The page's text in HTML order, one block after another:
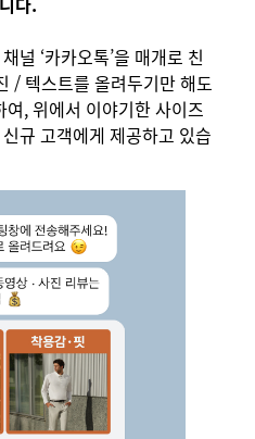
널 ‘카카오톡’을 매개로 친
/ 텍스트를 올려두기만 해도
, 위에서 이야기한 사이즈
규 고객에게 제공하고 있습